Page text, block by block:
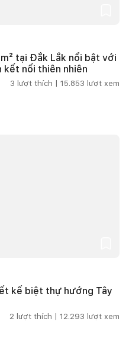
tại Đắk Lắk nổi bật với
kết nối thiên nhiên
3 lượt thích | 15.853 lượt xem
kế biệt thự hướng Tây
2 lượt thích | 12.293 lượt xem